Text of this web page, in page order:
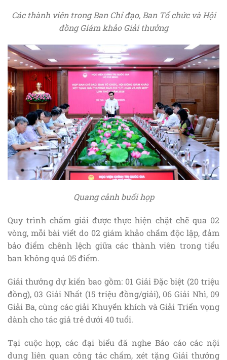
Các thành viên trong Ban Chỉ đạo, Ban Tổ chức và Hội
đồng Giám khảo Giải thưởng
Quang cảnh buổi họp
Quy trình chấm giải được thực hiện chặt chẽ qua 02
vòng, mỗi bài viết do 02 giám khảo chấm độc lập, đảm
bảo điểm chênh lệch giữa các thành viên trong tiểu
ban không quá 05 điểm.
Giải thưởng dự kiến bao gồm: 01 Giải Đặc biệt (20 triệu
đồng), 03 Giải Nhất (15 triệu đồng/giải), 06 Giải Nhì, 09
Giải Ba, cùng các giải Khuyến khích và Giải Triển vọng
dành cho tác giả trẻ dưới 40 tuổi.
Tại cuộc họp, các đại biểu đã nghe Báo cáo các nội
dung liên quan công tác chấm, xét tặng Giải thưởng